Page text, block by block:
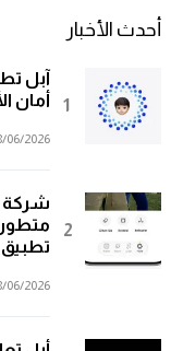
أحدث الأخبار
آبل
أمان
06/2026
شركة
تطبيق
06/2026